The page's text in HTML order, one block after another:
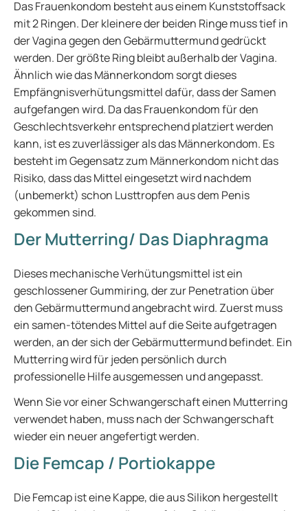
Das Frauenkondom besteht aus einem Kunststoffsack
mit 2 Ringen. Der kleinere der beiden Ringe muss tief in
der Vagina gegen den Gebärmuttermund gedrückt
werden. Der größte Ring bleibt außerhalb der Vagina.
Ähnlich wie das Männerkondom sorgt dieses
Empfängnisverhütungsmittel dafür, dass der Samen
aufgefangen wird. Da das Frauenkondom für den
Geschlechtsverkehr entsprechend platziert werden
kann, ist es zuverlässiger als das Männerkondom. Es
besteht im Gegensatz zum Männerkondom nicht das
Risiko, dass das Mittel eingesetzt wird nachdem
(unbemerkt) schon Lusttropfen aus dem Penis
gekommen sind.
Der Mutterring/ Das Diaphragma
Dieses mechanische Verhütungsmittel ist ein
geschlossener Gummiring, der zur Penetration über
den Gebärmuttermund angebracht wird. Zuerst muss
ein samen-tötendes Mittel auf die Seite aufgetragen
werden, an der sich der Gebärmuttermund befindet. Ein
Mutterring wird für jeden persönlich durch
professionelle Hilfe ausgemessen und angepasst.
Wenn Sie vor einer Schwangerschaft einen Mutterring
verwendet haben, muss nach der Schwangerschaft
wieder ein neuer angefertigt werden.
Die Femcap / Portiokappe
Die Femcap ist eine Kappe, die aus Silikon hergestellt